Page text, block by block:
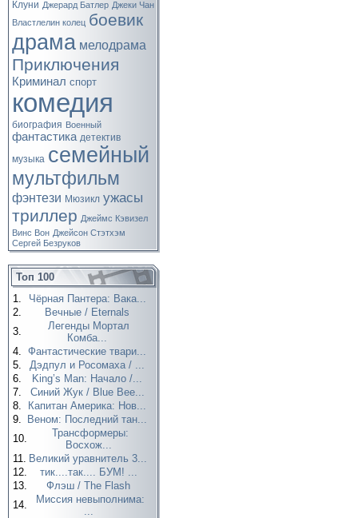
Клуни Джерард Батлер Джеки Чан
Властлелин колец боевик
драма мелодрама
Приключения
Криминал спорт
комедия
биография Военный
фантастика детектив
музыка семейный
мультфильм
фэнтези Мюзикл ужасы
триллер Джеймс Кэвизел
Винс Вон Джейсон Стэтхэм
Сергей Безруков
Топ 100
1.
Чёрная Пантера: Вака...
2.
Вечные / Eternals
3.
Легенды Мортал
Комба...
4. Фантастические твари...
5.
Дэдпул и Росомаха / ...
6.
King’s Man: Начало /...
7.
Синий Жук / Blue Bee...
8.
Капитан Америка: Нов...
9.
Веном: Последний тан...
10.
Трансформеры:
Восхож...
11. Великий уравнитель 3...
12.
тик....так.... БУМ! ...
13.
Флэш / The Flash
14.
Миссия невыполнима:
...